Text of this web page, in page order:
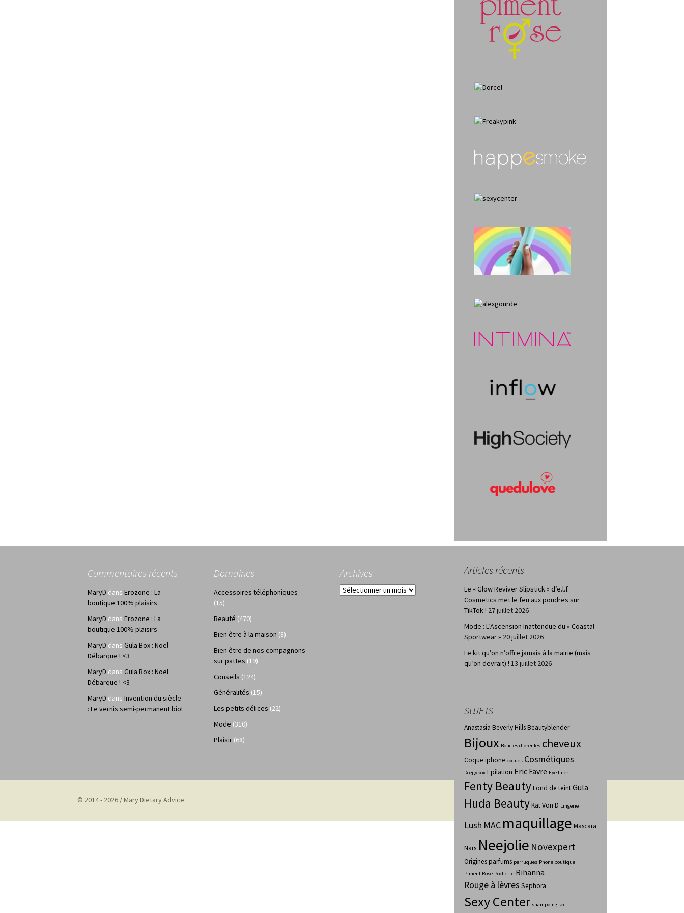
Articles récents
Le « Glow Reviver Slipstick » d’e.l.f.
Cosmetics met le feu aux poudres sur
TikTok ! 27 juillet 2026
Mode : L’Ascension Inattendue du « Coastal
Sportwear » 20 juillet 2026
Le kit qu’on n’offre jamais à la mairie (mais
qu’on devrait) ! 13 juillet 2026
SUJETS
Anastasia Beverly HillsBeautyblender
Bijoux Boucles d'oreilles cheveux
Coque iphone coques Cosmétiques
Doggybox Epilation Eric Favre Eye liner
Fenty BeautyFond de teintGula
Huda BeautyKat Von D Lingerie
Lush MAC maquillage Mascara
Nars Neejolie Novexpert
Origines parfums perruques Phone boutique
Piment Rose Pochette Rihanna
Rouge à lèvres Sephora
Sexy Center shampoing sec
Commentaires récents
MaryD dans Erozone : La
boutique 100% plaisirs
MaryD dans Erozone : La
boutique 100% plaisirs
MaryD dans Gula Box : Noel
Débarque ! <3
MaryD dans Gula Box : Noel
Débarque ! <3
MaryD dans Invention du siècle
: Le vernis semi-permanent bio!
Domaines
Accessoires téléphoniques
(15)
Beauté (470)
Bien être à la maison (8)
Bien être de nos compagnons
sur pattes (19)
Conseils (124)
Généralités (15)
Les petits délices (22)
Mode (310)
Plaisir (68)
Archives
Archives
© 2014 - 2026 / Mary Dietary Advice